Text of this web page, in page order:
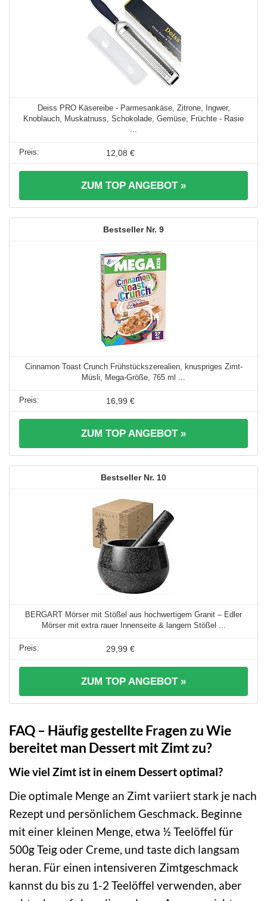
Deiss PRO Käsereibe - Parmesankäse, Zitrone, Ingwer,
Knoblauch, Muskatnuss, Schokolade, Gemüse, Früchte - Rasie
12,08 €
ZUM TOP ANGEBOT »
9
Cinnamon Toast Crunch Frühstückszerealien, knuspriges Zimt-
Müsli, Mega-Größe, 765 ml ...
16,99 €
ZUM TOP ANGEBOT »
10
BERGART Mörser mit Stößel aus hochwertigem Granit – Edler
Mörser mit extra rauer Innenseite & langem Stößel ...
29,99 €
ZUM TOP ANGEBOT »
FAQ – Häufig gestellte Fragen zu Wie
bereitet man Dessert mit Zimt zu?
Wie viel Zimt ist in einem Dessert optimal?
Die optimale Menge an Zimt variiert stark je nach
Rezept und persönlichem Geschmack. Beginne
mit einer kleinen Menge, etwa ½ Teelöffel für
500g Teig oder Creme, und taste dich langsam
heran. Für einen intensiveren Zimtgeschmack
kannst du bis zu 1-2 Teelöffel verwenden, aber